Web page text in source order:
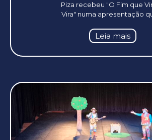
Piza recebeu "O Fim que
Vira" numa apresentação
Leia mais